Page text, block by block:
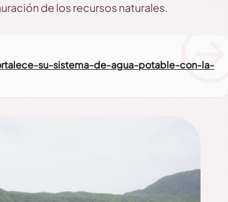
de los recursos naturales.
su-sistema-de-agua-potable-con-la-